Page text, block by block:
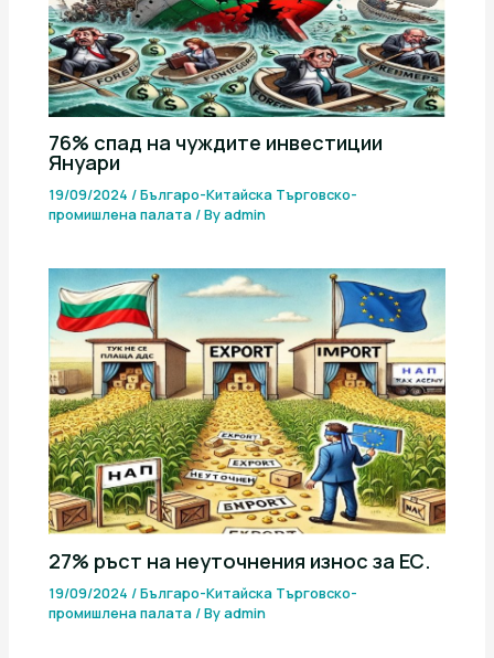
76% спад на чуждите инвестиции
Януари
19/09/2024/Българо-Китайска Търговско-
промишлена палaта/ Byadmin
27% ръст на неуточнения износ за ЕС.
19/09/2024/Българо-Китайска Търговско-
промишлена палaта/ Byadmin